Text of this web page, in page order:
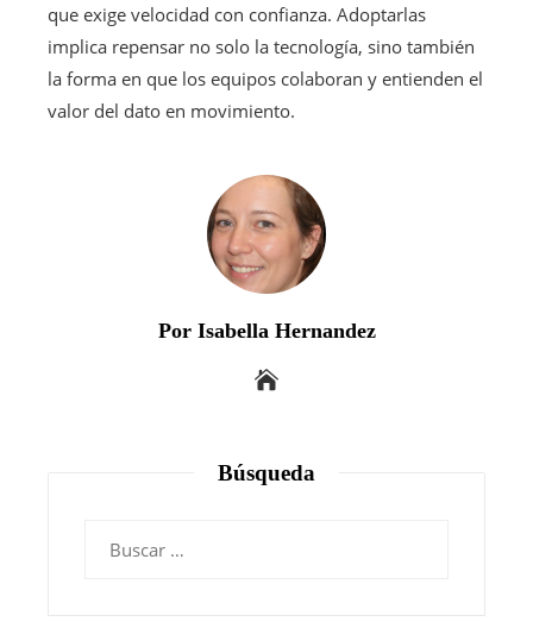
que exige velocidad con confianza. Adoptarlas
implica repensar no solo la tecnología, sino también
la forma en que los equipos colaboran y entienden el
valor del dato en movimiento.
Por Isabella Hernandez
Búsqueda